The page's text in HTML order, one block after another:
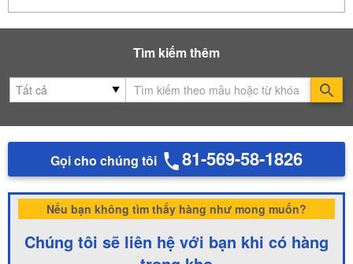
Tìm kiếm thêm
Gọi cho chúng tôi 81-569-58-1826
Nếu bạn không tìm thấy hàng như mong muốn?
Chúng tôi sẽ liên hệ với bạn khi có hàng